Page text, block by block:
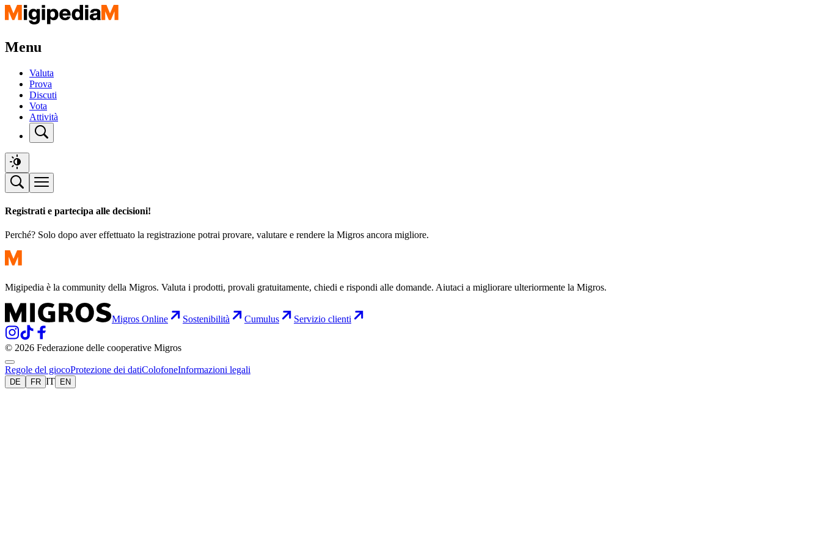
Menu
Valuta
Prova
Discuti
Vota
Attività
Registrati e partecipa alle decisioni!
Perché? Solo dopo aver effettuato la registrazione potrai provare, valutare e rendere la Migros ancora migliore.
Migipedia è la community della Migros. Valuta i prodotti, provali gratuitamente, chiedi e rispondi alle domande. Aiutaci a migliorare ulteriormente la Migros.
Migros Online Sostenibilità Cumulus Servizio clienti
© 2026 Federazione delle cooperative Migros
Regole del giocoProtezione dei datiColofoneInformazioni legali
DE FR IT EN